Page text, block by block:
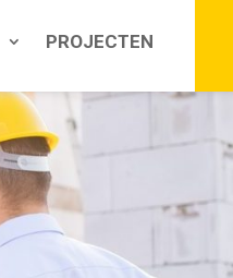
PROJECTEN